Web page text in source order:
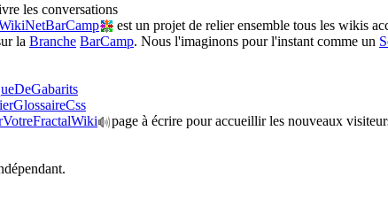
les conversations
est un projet de relier ensemble tous les wikis
la Branche BarCamp. Nous l'imaginons pour l'instant comme un
page à écrire pour accueillir les nouveaux